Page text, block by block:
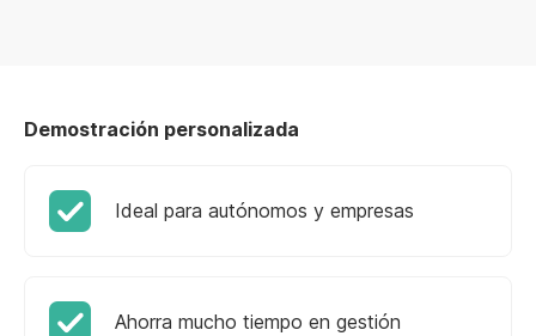
Demostración personalizada
Ideal para autónomos y empresas
Ahorra mucho tiempo en gestión